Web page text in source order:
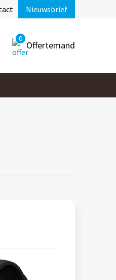
Nieuwsbrief
0
Offertemand